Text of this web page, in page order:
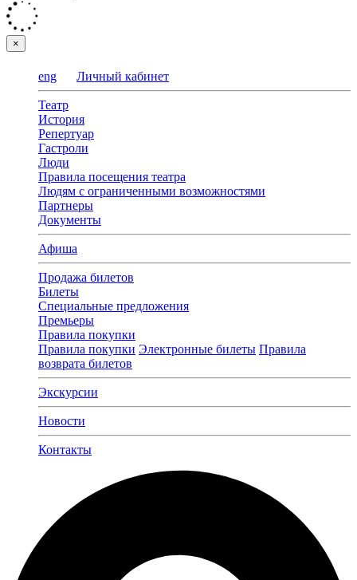
×
eng Личный кабинет
Театр
История
Репертуар
Гастроли
Люди
Правила посещения театра
Людям с ограниченными возможностями
Партнеры
Документы
Афиша
Продажа билетов
Билеты
Специальные предложения
Премьеры
Правила покупки
Правила покупки Электронные билеты Правила
возврата билетов
Экскурсии
Новости
Контакты